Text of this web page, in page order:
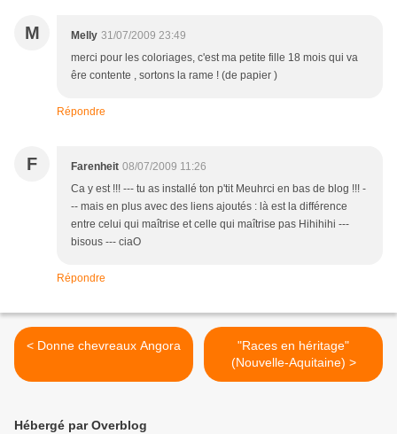
M Melly 31/07/2009 23:49
merci pour les coloriages, c'est ma petite fille 18 mois qui va
êre contente , sortons la rame ! (de papier )
Répondre
F Farenheit 08/07/2009 11:26
Ca y est !!! --- tu as installé ton p'tit Meuhrci en bas de blog !!! -
-- mais en plus avec des liens ajoutés : là est la différence
entre celui qui maîtrise et celle qui maîtrise pas Hihihihi ---
bisous --- ciaO
Répondre
< Donne chevreaux Angora
"Races en héritage"
(Nouvelle-Aquitaine) >
Hébergé par Overblog